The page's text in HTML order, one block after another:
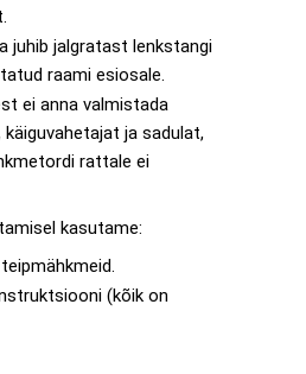
juhib jalgratast lenkstangi
raami esiosale.
ei anna valmistada
käiguvahetajat ja sadulat,
rattale ei
kasutame:
(kõik on